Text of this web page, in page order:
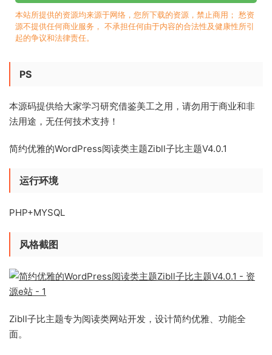
本站所提供的资源均来源于网络，您所下载的资源，禁止商用； 愁资
源不提供任何商业服务， 不承担任何由于内容的合法性及健康性所引
起的争议和法律责任。
PS
本源码提供给大家学习研究借鉴美工之用，请勿用于商业和非
法用途，无任何技术支持！
简约优雅的WordPress阅读类主题Zibll子比主题V4.0.1
运行环境
PHP+MYSQL
风格截图
Zibll子比主题专为阅读类网站开发，设计简约优雅、功能全
面。